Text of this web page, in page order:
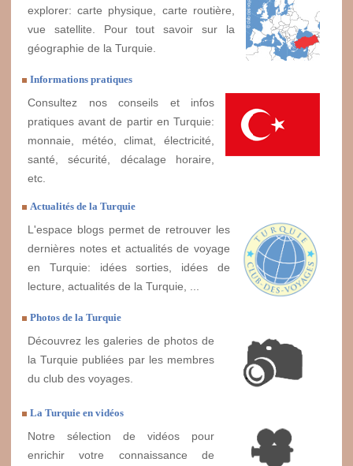
explorer: carte physique, carte routière,
vue satellite. Pour tout savoir sur la
géographie de la Turquie.
Informations pratiques
Consultez nos conseils et infos
pratiques avant de partir en Turquie:
monnaie, météo, climat, électricité,
santé, sécurité, décalage horaire,
etc.
Actualités de la Turquie
L'espace blogs permet de retrouver les
dernières notes et actualités de voyage
en Turquie: idées sorties, idées de
lecture, actualités de la Turquie, ...
Photos de la Turquie
Découvrez les galeries de photos de
la Turquie publiées par les membres
du club des voyages.
La Turquie en vidéos
Notre sélection de vidéos pour
enrichir votre connaissance de